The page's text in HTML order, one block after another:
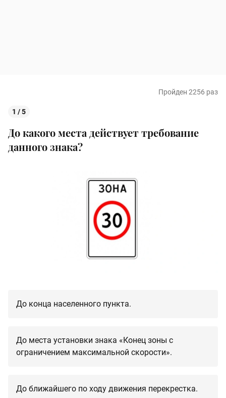
Пройден 2256 раз
1 / 5
До какого места действует требование
данного знака?
До конца населенного пункта.
До места установки знака «Конец зоны с
ограничением максимальной скорости».
До ближайшего по ходу движения перекрестка.